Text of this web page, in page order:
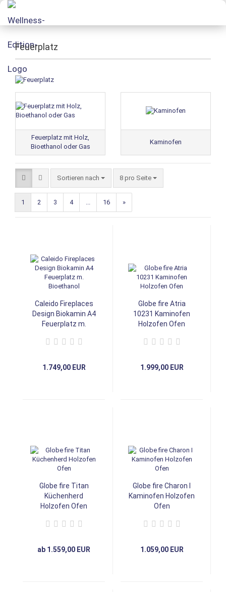
Feuerplatz
Feuerplatz mit Holz,
Bioethanol oder Gas
Kaminofen
Sortieren nach 8 pro Seite
1 2 3 4 16 »
Caleido Fireplaces
Design Biokamin A4
Feuerplatz m.
1.749,00 EUR
Globe fire Atria
10231 Kaminofen
Holzofen Ofen
1.999,00 EUR
Globe fire Titan
Küchenherd
Holzofen Ofen
ab 1.559,00 EUR
Globe fire Charon I
Kaminofen Holzofen
Ofen
1.059,00 EUR